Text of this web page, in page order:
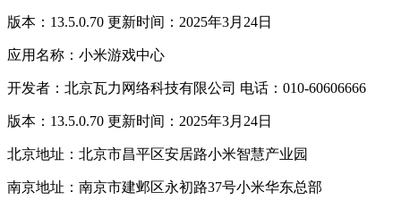
版本：13.5.0.70 更新时间：2025年3月24日
应用名称：小米游戏中心
开发者：北京瓦力网络科技有限公司 电话：010-60606666
版本：13.5.0.70 更新时间：2025年3月24日
北京地址：北京市昌平区安居路小米智慧产业园
南京地址：南京市建邺区永初路37号小米华东总部